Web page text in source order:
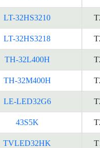
LT-32HS3210
LT-32HS3218
TH-32L400H
TH-32M400H
LE-LED32G6
43S5K
TVLED32HK